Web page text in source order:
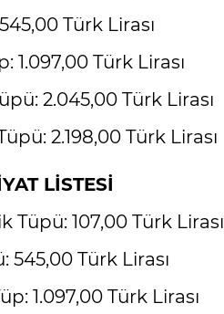
Türk Lirası
1.097,00 Türk Lirası
2.045,00 Türk Lirası
2.198,00 Türk Lirası
LİSTESİ
Tüpü: 107,00 Türk Lirası
545,00 Türk Lirası
1.097,00 Türk Lirası